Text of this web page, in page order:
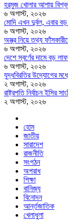
হরমুজ খোলার আশায়
৬ অগাস্ট, ২০২৬
মোদি এখন দুর্বল, এবার বড়
৬ অগাস্ট, ২০২৬
অস্ত্র নিয়ে তথ্য
৬ অগাস্ট, ২০২৬
দেশে স্বর্ণের দামে বড় লাফ
৬ অগাস্ট, ২০২৬
যুদ্ধবিরতির উদ্যোগের
২ অগাস্ট, ২০২৬
রাষ্ট্রপতি নির্বাচন ইসির
২ অগাস্ট, ২০২৬
হোম
জাতীয়
সারাদেশ
রাজনীতি
সংগঠন
অপরাধ
শিক্ষা
বানিজ্য
বিনোদন
আর্ন্তজাতিক
খেলাধুলা